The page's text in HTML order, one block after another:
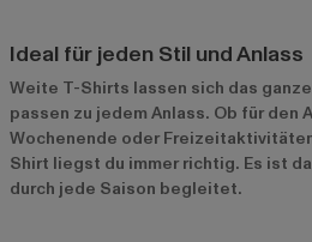
Ideal für jeden Stil und Anlass
Weite T-Shirts lassen sich das
passen zu jedem Anlass. Ob für den
Wochenende oder
Shirt liegst du immer richtig. Es ist
durch jede Saison begleitet.